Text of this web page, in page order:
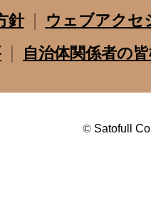
針
ウェブアクセ
自治体関係者の
© Satofull